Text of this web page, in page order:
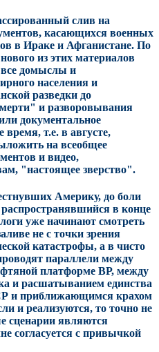
слив на
касающихся военных
в Ираке и Афганистане. По
из этих материалов
все домыслы и
населения и
разведки до
и разворовывания
документальное
т.е. в августе,
на всеобщее
и видео,
"настоящее зверство".
Америку, до боли
в конце
уже начинают смотреть
не с точки зрения
катастрофы, а в чисто
параллели между
платформе ВР, между
и расшатыванием единства
и приближающимся крахом
и реализуются, то точно не
сценарии являются
согласуется с привычкой